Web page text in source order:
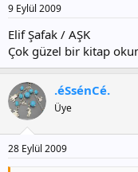
9 Eylül 2009
Elif Şafak / AŞK
Çok güzel bir kitap
.éSsénCé.
Üye
28 Eylül 2009